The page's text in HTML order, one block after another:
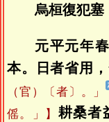
烏桓復犯塞
元平元年
本。日者省用，
（官）〔者〕。」
傜。」】 耕桑者